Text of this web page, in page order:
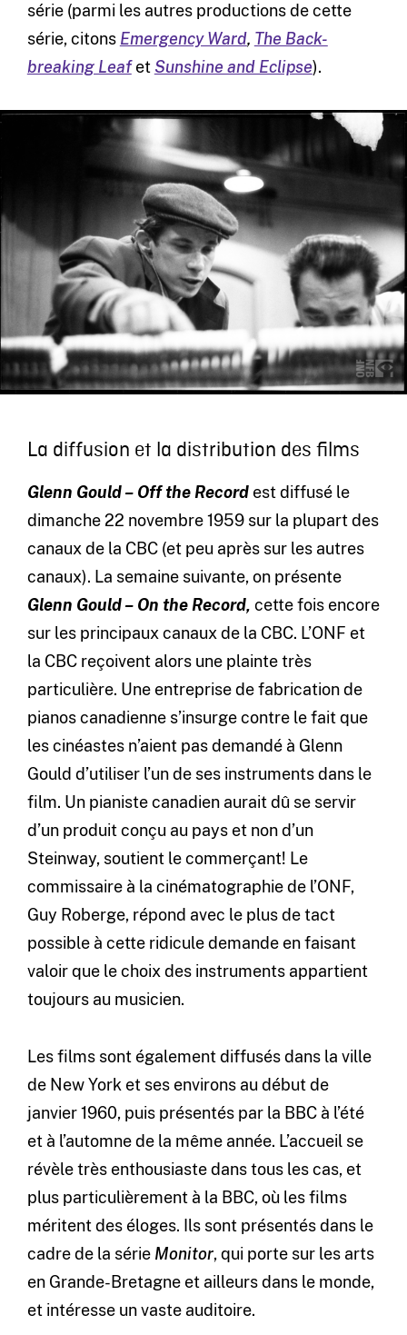
série (parmi les autres productions de cette
série, citons Emergency Ward, The Back-
breaking Leaf et Sunshine and Eclipse).
La diffusion et la distribution des films
Glenn Gould– Off the Recordest diffusé le
dimanche 22 novembre 1959 sur la plupart des
canaux de la CBC (et peu après sur les autres
canaux). La semaine suivante, on présente
Glenn Gould– On the Record, cette fois encore
sur les principaux canaux de la CBC. L’ONF et
la CBC reçoivent alors une plainte très
particulière. Une entreprise de fabrication de
pianos canadienne s’insurge contre le fait que
les cinéastes n’aient pas demandé à Glenn
Gould d’utiliser l’un de ses instruments dans le
film. Un pianiste canadien aurait dû se servir
d’un produit conçu au pays et non d’un
Steinway, soutient le commerçant! Le
commissaire à la cinématographie de l’ONF,
Guy Roberge, répond avec le plus de tact
possible à cette ridicule demande en faisant
valoir que le choix des instruments appartient
toujours au musicien.
Les films sont également diffusés dans la ville
de New York et ses environs au début de
janvier 1960, puis présentés par la BBC à l’été
et à l’automne de la même année. L’accueil se
révèle très enthousiaste dans tous les cas, et
plus particulièrement à la BBC, où les films
méritent des éloges. Ils sont présentés dans le
cadre de la série Monitor, qui porte sur les arts
en Grande-Bretagne et ailleurs dans le monde,
et intéresse un vaste auditoire.